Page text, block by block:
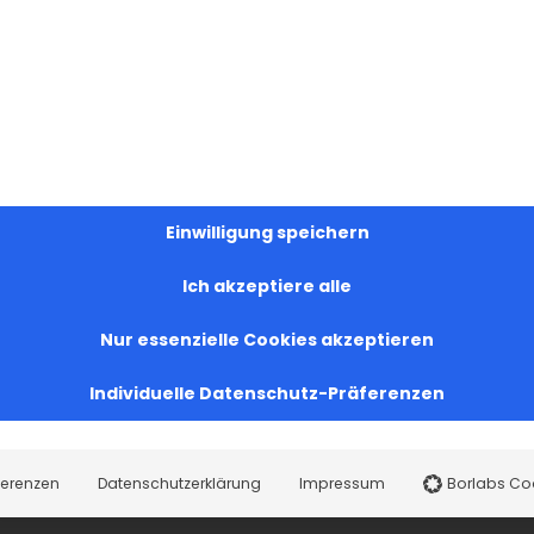
Einwilligung speichern
Ich akzeptiere alle
Nur essenzielle Cookies akzeptieren
Individuelle Datenschutz-Präferenzen
Datenschutzerklärung Impressum Borlabs